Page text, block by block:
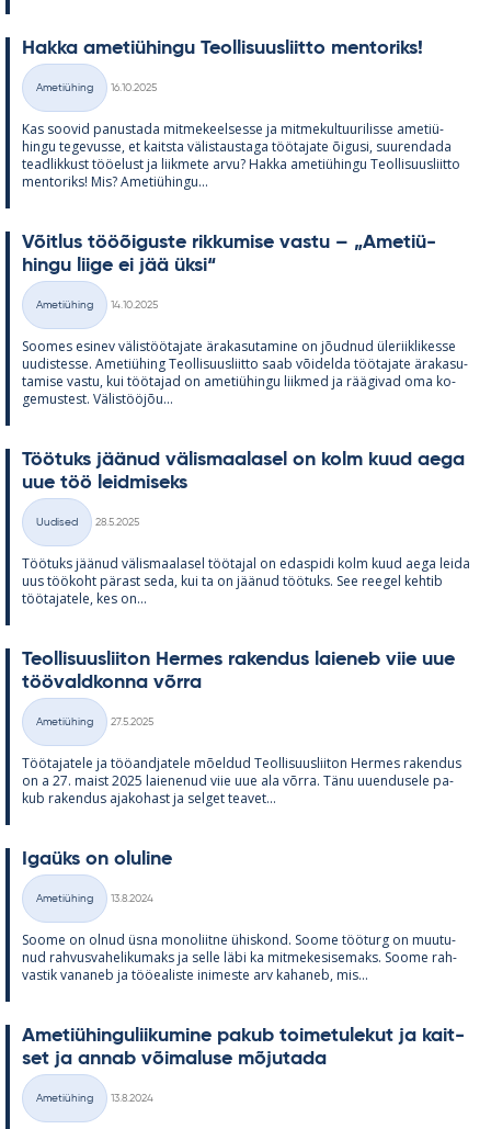
Hakka ame­tiü­hingu Teol­li­suus­liitto men­to­riks!
Kategooriad
Ametiühing
16.10.2025
Kas soo­vid pa­nus­tada mit­me­keel­sesse ja mit­me­kul­tuu­ri­lisse ame­tiü­
hingu te­ge­vusse, et kaitsta vä­lis­taus­taga töö­ta­jate õi­gusi, suu­ren­dada
tead­lik­kust töö­elust ja liik­mete arvu? Hakka ame­tiü­hingu Teol­li­suus­liitto
men­to­riks! Mis? Ame­tiü­hingu...
Võit­lus tööõi­guste rik­ku­mise vastu – „Ame­tiü­
hingu liige ei jää üksi“
Kategooriad
Ametiühing
14.10.2025
Soo­mes esi­nev vä­lis­töö­ta­jate ära­ka­su­ta­mine on jõud­nud üle­riikli­kesse
uu­dis­tesse. Ame­tiü­hing Teol­li­suus­liitto saab või­delda töö­ta­jate ära­ka­su­
ta­mise vastu, kui töö­ta­jad on ame­tiü­hingu liik­med ja rää­gi­vad oma ko­
ge­mus­test. Vä­lis­tööjõu...
Töö­tuks jää­nud vä­lis­maa­la­sel on kolm kuud aega
uue töö leid­mi­seks
Kategooriad
Uudised
28.5.2025
Töö­tuks jää­nud vä­lis­maa­la­sel töö­ta­jal on edas­pidi kolm kuud aega leida
uus töö­koht pä­rast seda, kui ta on jää­nud töö­tuks. See ree­gel keh­tib
töö­ta­ja­tele, kes on...
Teol­li­suus­lii­ton Her­mes ra­ken­dus lai­e­neb viie uue
töö­vald­konna võrra
Kategooriad
Ametiühing
27.5.2025
Töö­ta­ja­tele ja töö­and­ja­tele mõel­dud Teol­li­suus­lii­ton Her­mes ra­ken­dus
on a 27. maist 2025 lai­e­ne­nud viie uue ala võrra. Tänu uu­en­dusele pa­
kub ra­ken­dus aja­ko­hast ja sel­get tea­vet...
Igaüks on olu­line
Kategooriad
Ametiühing
13.8.2024
Soome on ol­nud üsna mo­no­liitne ühis­kond. Soome töö­turg on muu­tu­
nud rah­vus­va­he­li­ku­maks ja selle läbi ka mit­me­ke­si­se­maks. Soome rah­
vas­tik va­na­neb ja töö­ea­liste ini­meste arv ka­ha­neb, mis...
Ame­tiü­hin­gu­lii­ku­mine pa­kub toi­me­tu­le­kut ja kait­
set ja an­nab või­ma­luse mõ­ju­tada
Kategooriad
Ametiühing
13.8.2024